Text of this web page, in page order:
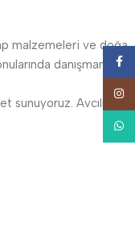
malzemeleri ve doğa
danışmanlık
sunuyoruz. Avcılıkta